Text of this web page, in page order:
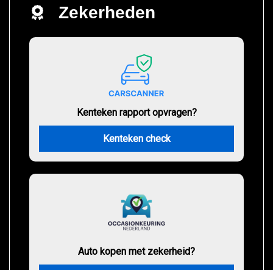
Zekerheden
Kenteken rapport opvragen?
Kenteken check
Auto kopen met zekerheid?